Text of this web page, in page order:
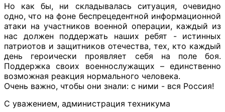
Но как бы, ни складывалась ситуация, очевидно
одно, что на фоне беспрецедентной информационной
атаки на участников военной операции, каждый из
нас должен поддержать наших ребят - истинных
патриотов и защитников отечества, тех, кто каждый
день героически проявляет себя на поле боя.
Поддержка своих военнослужащих – единственно
возможная реакция нормального человека.
Очень важно, чтобы они знали: с ними - вся Россия!
С уважением, администрация техникума